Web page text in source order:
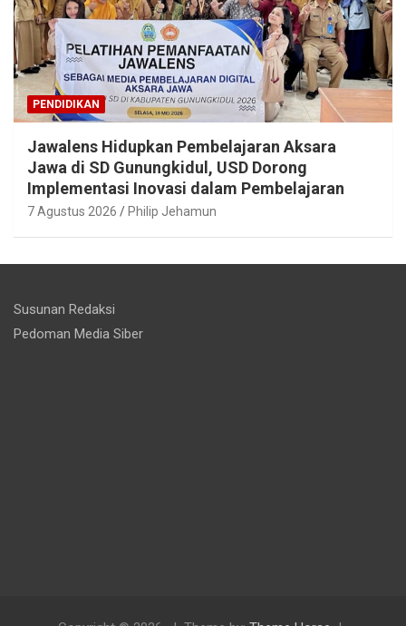
PENDIDIKAN
Jawalens Hidupkan Pembelajaran Aksara
Jawa di SD Gunungkidul, USD Dorong
Implementasi Inovasi dalam Pembelajaran
7 Agustus 2026 Philip Jehamun
Susunan Redaksi
Pedoman Media Siber